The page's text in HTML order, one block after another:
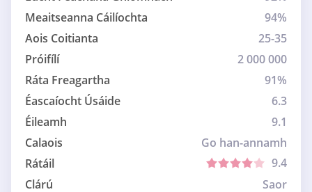
Meaitseanna Cáilíochta
94%
Aois Coitianta
25-35
Próifílí
2 000 000
Ráta Freagartha
91%
Éascaíocht Úsáide
6.3
Éileamh
9.1
Calaois
Go han-annamh
Rátáil
9.4
Clárú
Saor